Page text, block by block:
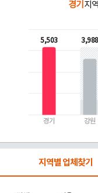
경기 지
5,503
경기
3,988
강원
지역별 업체찾기